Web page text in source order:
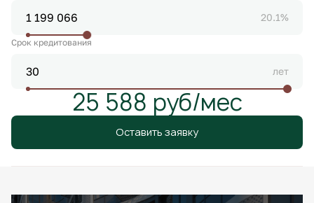
20.1%
Срок кредитования
лет
25 588 руб/мес
Оставить заявку